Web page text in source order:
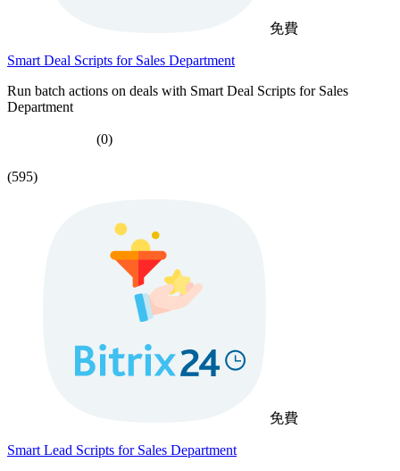
免費
Smart Deal Scripts for Sales Department
Run batch actions on deals with Smart Deal Scripts for Sales
Department
(0)
(595)
免費
Smart Lead Scripts for Sales Department